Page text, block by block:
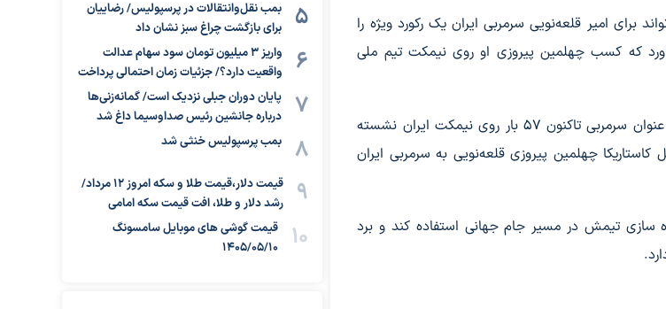
برای امیر قلعه‌نویی سرمربی ایران یک رکورد ویژه را
که کسب چهلمین پیروزی او روی نیمکت تیم ملی
قلعه‌نویی به عنوان سرمربی تاکنون ۵۷ بار روی نیمکت ایران نشسته
مقابل کاستاریکا چهلمین پیروزی قلعه‌نویی به سرمربی ایران
سازی تیمش در مسیر جام جهانی استفاده کند و برد
بمب نقل‌وانتقالات در پرسپولیس/ رضاییان
برای بازگشت چراغ سبز نشان داد
واریز ۳ میلیون تومان سود سهام عدالت
واقعیت دارد؟/ جزئیات زمان احتمالی پرداخت
پایان دوران جبلی نزدیک است/ گمانه‌زنی‌ها
درباره جانشین رئیس صداوسیما داغ شد
بمب پرسپولیس خنثی شد
قیمت دلار،قیمت طلا و سکه امروز ۱۲ مرداد/
رشد دلار و طلا، افت قیمت سکه امامی
قیمت گوشی های موبایل سامسونگ
1405/05/10